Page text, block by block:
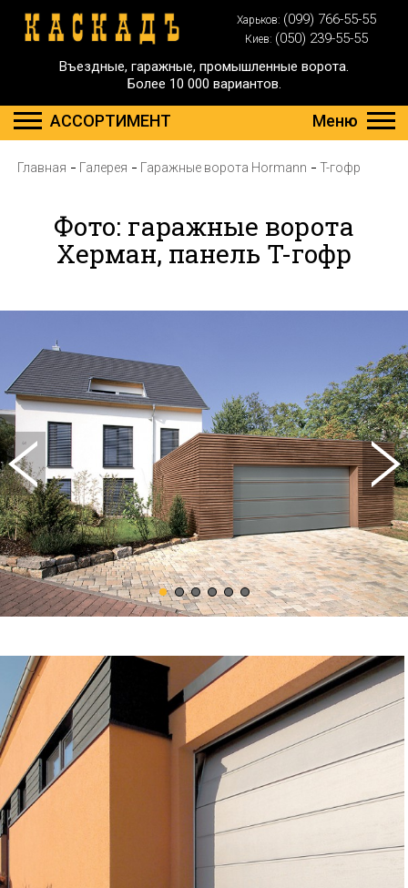
Харьков: (099) 766-55-55
Киев: (050) 239-55-55
Въездные, гаражные, промышленные ворота.
Более 10 000 вариантов.
АССОРТИМЕНТ Меню
Главная Галерея Гаражные ворота Hormann T-гофр
Фото: гаражные ворота
Херман, панель T-гофр